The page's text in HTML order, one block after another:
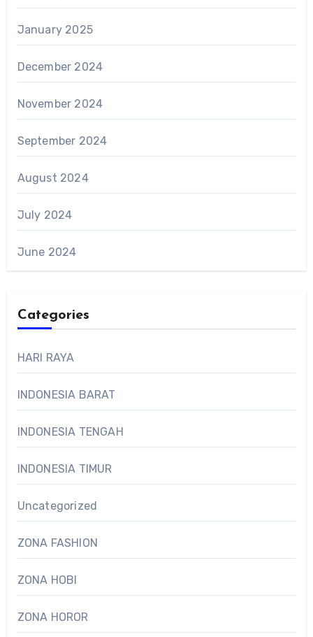
January 2025
December 2024
November 2024
September 2024
August 2024
July 2024
June 2024
Categories
HARI RAYA
INDONESIA BARAT
INDONESIA TENGAH
INDONESIA TIMUR
Uncategorized
ZONA FASHION
ZONA HOBI
ZONA HOROR